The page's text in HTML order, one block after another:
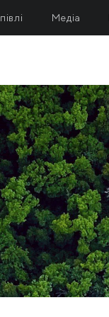
Медіа
ГЗК
ГЗК
ГЗК
Coal Company